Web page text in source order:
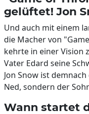
gelüftet! Jon
Und auch mit einem
die Macher von
kehrte in einer Vision
Vater Edard seine
Jon Snow ist
Ned, sondern der
Wann startet